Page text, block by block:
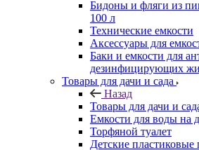
Бидоны и фляги из
100 л
Технические емкости
Аксессуары для
Баки и емкости для
дезинфицирующих
Товары для дачи и сада
Назад
Товары для дачи и
Емкости для воды на
Торфяной туалет
Детские